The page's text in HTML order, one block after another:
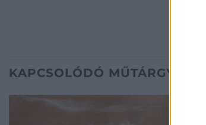
KAPCSOLÓDÓ MŰTÁRGYAK